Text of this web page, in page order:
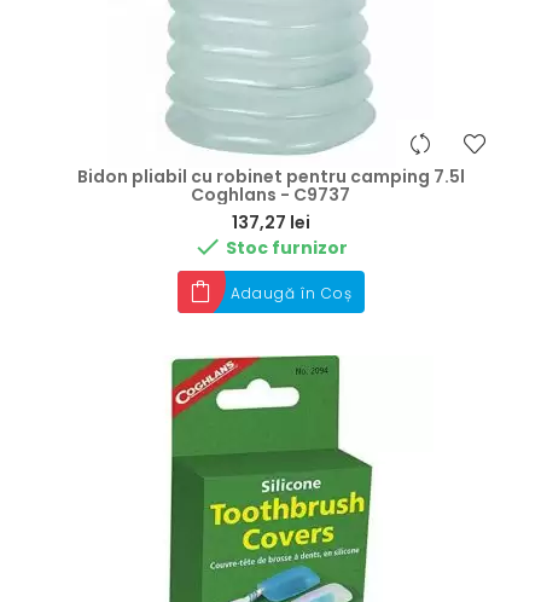
Bidon pliabil cu robinet pentru camping 7.5l
Coghlans - C9737
137,27 lei
 Stoc furnizor
Adaugă în Coș